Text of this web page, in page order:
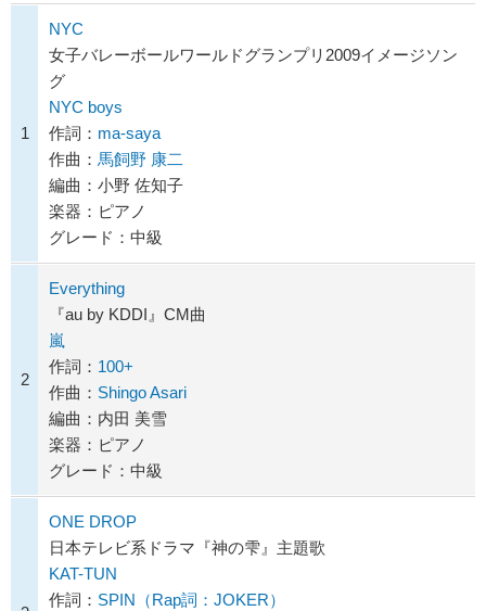
1
NYC
女子バレーボールワールドグランプリ2009イメージソン
グ
NYC boys
作詞： ma-saya
作曲： 馬飼野 康二
編曲：小野 佐知子
楽器：ピアノ
グレード：中級
2
Everything
『au by KDDI』CM曲
嵐
作詞： 100+
作曲： Shingo Asari
編曲：内田 美雪
楽器：ピアノ
グレード：中級
ONE DROP
日本テレビ系ドラマ『神の雫』主題歌
KAT-TUN
作詞： SPIN（Rap詞：JOKER）